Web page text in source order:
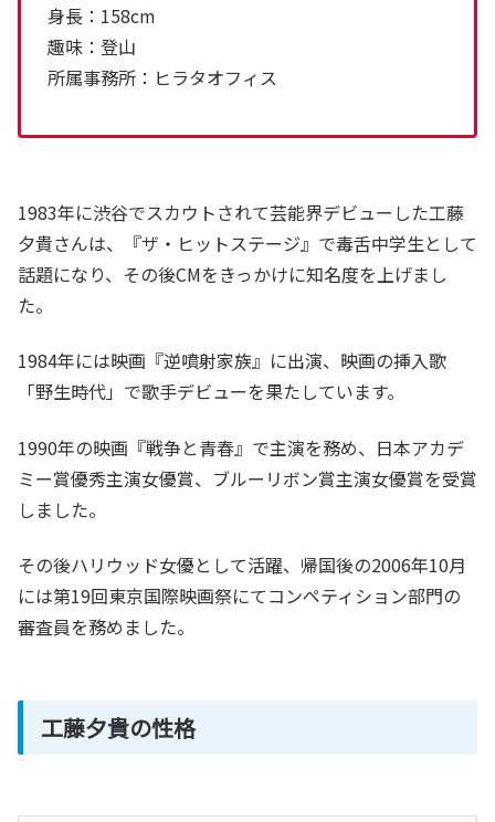
身長：158cm
趣味：登山
所属事務所：ヒラタオフィス
1983年に渋谷でスカウトされて芸能界デビューした工藤
夕貴さんは、『ザ・ヒットステージ』で毒舌中学生として
話題になり、その後CMをきっかけに知名度を上げまし
た。
1984年には映画『逆噴射家族』に出演、映画の挿入歌
「野生時代」で歌手デビューを果たしています。
1990年の映画『戦争と青春』で主演を務め、日本アカデ
ミー賞優秀主演女優賞、ブルーリボン賞主演女優賞を受賞
しました。
その後ハリウッド女優として活躍、帰国後の2006年10月
には第19回東京国際映画祭にてコンペティション部門の
審査員を務めました。
工藤夕貴の性格